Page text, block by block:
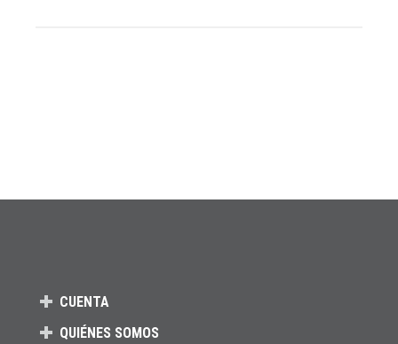
CUENTA
QUIÉNES SOMOS